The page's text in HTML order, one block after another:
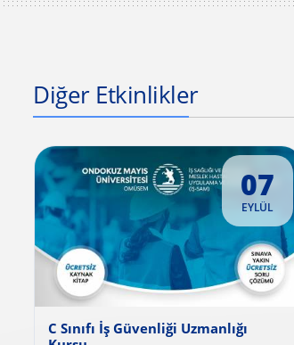
Diğer Etkinlikler
07
EYLÜL
C Sınıfı İş Güvenliği Uzmanlığı